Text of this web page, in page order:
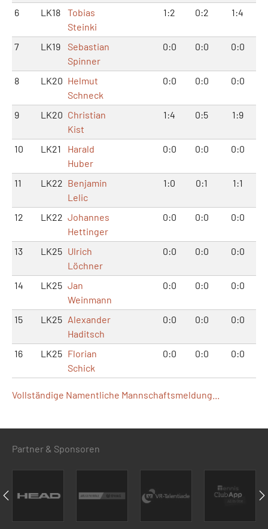
6 LK18
Tobias
Steinki
1:2 0:2 1:4
7 LK19
Sebastian
Spinner
0:0 0:0 0:0
8 LK20 Helmut
Schneck
0:0 0:0 0:0
9 LK20 Christian
Kist
1:4 0:5 1:9
10 LK21
Harald
Huber
0:0 0:0 0:0
11 LK22 Benjamin
Lelic
1:0 0:1 1:1
12 LK22 Johannes
Hettinger
0:0 0:0 0:0
13 LK25 Ulrich
Löchner
0:0 0:0 0:0
14 LK25 Jan
Weinmann
0:0 0:0 0:0
15 LK25 Alexander
Haditsch
0:0 0:0 0:0
16 LK25 Florian
Schick
0:0 0:0 0:0
Vollständige Namentliche Mannschaftsmeldung...
Partner & Sponsoren